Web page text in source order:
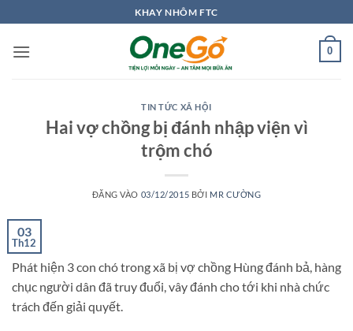
qua
nội
KHAY NHÔM FTC
0
TIN TỨC XÃ HỘI
Hai vợ chồng bị đánh nhập viện vì
trộm chó
ĐĂNG VÀO 03/12/2015 BỞI MR CƯỜNG
03
Th12
Phát hiện 3 con chó trong xã bị vợ chồng Hùng đánh bả, hàng
chục người dân đã truy đuổi, vây đánh cho tới khi nhà chức
trách đến giải quyết.